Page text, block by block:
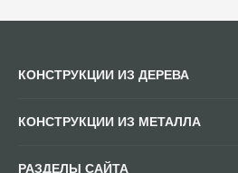
КОНСТРУКЦИИ ИЗ ДЕРЕВА
КОНСТРУКЦИИ ИЗ МЕТАЛЛА
РАЗДЕЛЫ САЙТА